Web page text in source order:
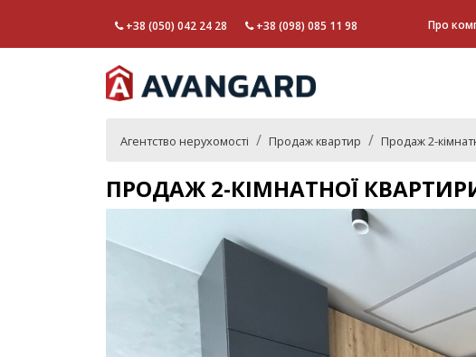
+38 (050) 042 24 28 +38 (098) 085 11 98 Про
Агентство нерухомості Продаж квартир Продаж 2-
ПРОДАЖ 2-КІМНАТНОЇ